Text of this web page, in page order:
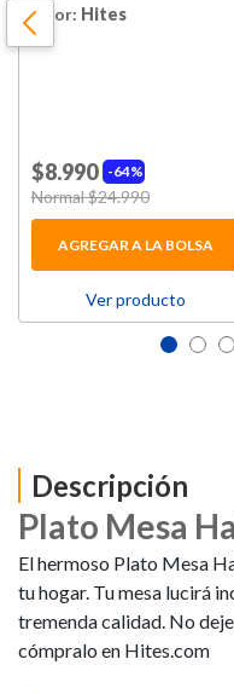
Por: Hites
64%
$8.990
Price reduced from
Normal $24.990
AGREGAR A LA BOLSA
Ver producto
Descripción
Plato Mesa
El hermoso Plato Mesa
tu hogar. Tu mesa lucirá
tremenda calidad. No
cómpralo en Hites.com